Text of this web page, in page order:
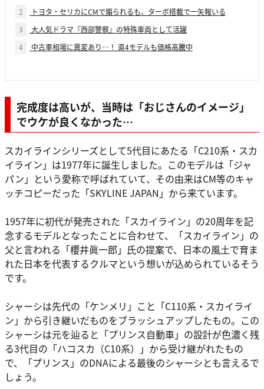
2
トヨタ・セリカにCMで煽られるも、ターボ搭載で一矢報いる
3
大人気ドラマ『西部警察』の特殊車両として活躍
4
中古車相場に異変あり…！ 直4モデルも価格高騰中
完成度は高いが、当時は「おじさんのイメージ」
でウケが良くなかった…
スカイラインシリーズとして5代目にあたる「C210系・スカ
イライン」は1977年に誕生しました。このモデルは「ジャ
パン」という愛称で呼ばれていて、その由来はCM等のキャ
ッチコピーだった「SKYLINE JAPAN」から来ています。
1957年に初代が発売された「スカイライン」の20周年を記
念するモデルとなったことに合わせて、「スカイライン」の
父と言われる「櫻井眞一郎」氏の提案で、日本の風土で育ま
れた日本を代表するクルマという想いが込められているそう
です。
シャーシは先代の「ケンメリ」こと「C110系・スカイライ
ン」から引き継いだものをブラッシュアップしたもの。この
シャーシは元を辿ると「プリンス自動車」の設計が色濃く残
る3代目の「ハコスカ（C10系）」から受け継がれたもの
で、「プリンス」のDNAによる最後のシャーシとも言えるで
しょう。